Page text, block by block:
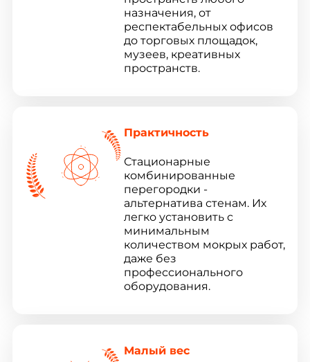
назначения, от
респектабельных офисов
до торговых площадок,
музеев, креативных
пространств.
Практичность
Стационарные
комбинированные
перегородки -
альтернатива стенам. Их
легко установить с
минимальным
количеством мокрых работ,
даже без
профессионального
оборудования.
Малый вес